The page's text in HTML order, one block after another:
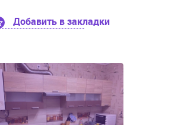
Добавить в закладки